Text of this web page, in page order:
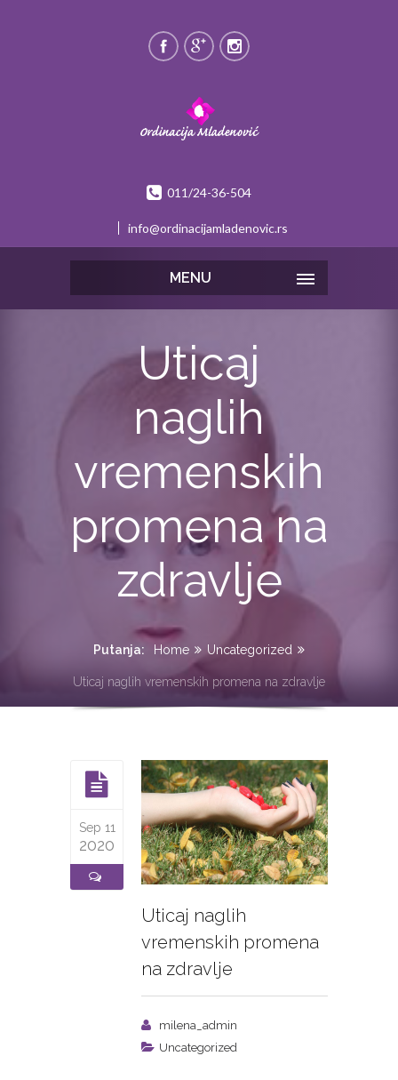
011/24-36-504
info@ordinacijamladenovic.rs
MENU
Uticaj
naglih
vremenskih
promena na
zdravlje
Putanja: Home Uncategorized
Uticaj naglih vremenskih promena na zdravlje
Sep 11
2020
Uticaj naglih
vremenskih promena
na zdravlje
milena_admin
Uncategorized